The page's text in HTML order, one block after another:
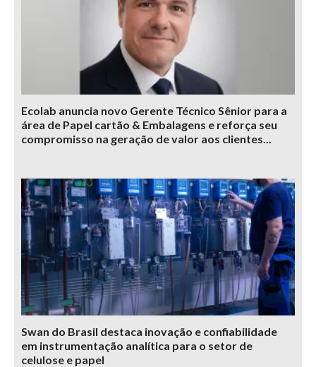
Ecolab anuncia novo Gerente Técnico Sênior para a
área de Papel cartão & Embalagens e reforça seu
compromisso na geração de valor aos clientes...
Swan do Brasil destaca inovação e confiabilidade
em instrumentação analítica para o setor de
celulose e papel